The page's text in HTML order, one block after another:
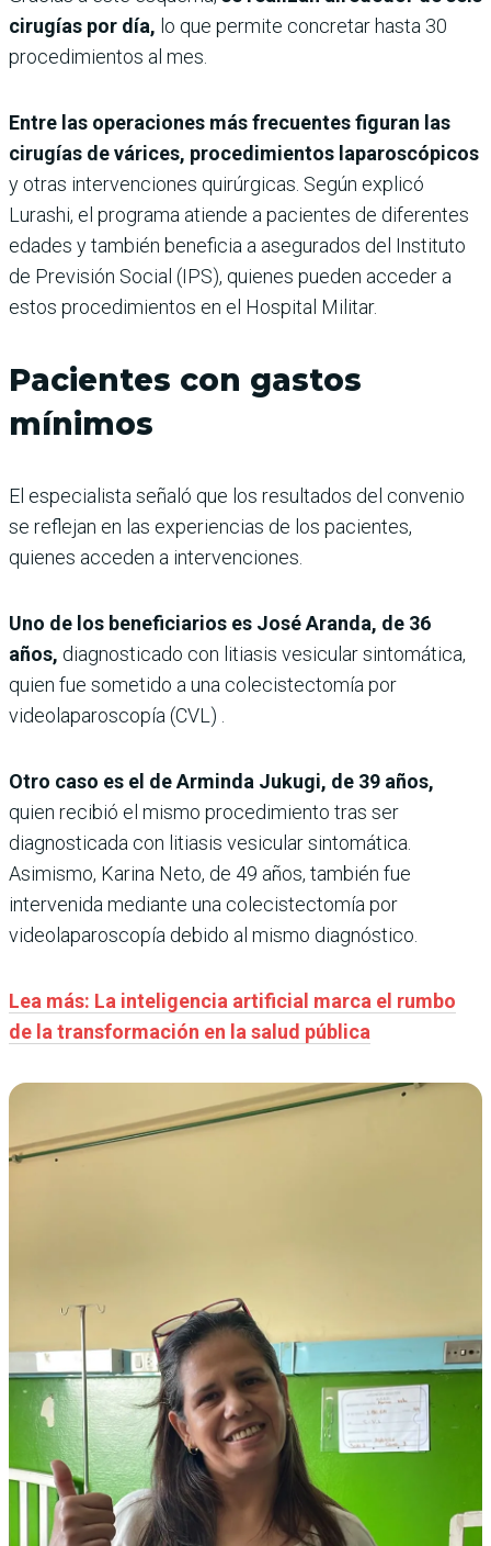
cirugías por día, lo que permite concretar hasta 30
procedimientos al mes.
Entre las operaciones más frecuentes figuran las
cirugías de várices, procedimientos laparoscópicos
y otras intervenciones quirúrgicas. Según explicó
Lurashi, el programa atiende a pacientes de diferentes
edades y también beneficia a asegurados del Instituto
de Previsión Social (IPS), quienes pueden acceder a
estos procedimientos en el Hospital Militar.
Pacientes con gastos
mínimos
El especialista señaló que los resultados del convenio
se reflejan en las experiencias de los pacientes,
quienes acceden a intervenciones.
Uno de los beneficiarios es José Aranda, de 36
años, diagnosticado con litiasis vesicular sintomática,
quien fue sometido a una colecistectomía por
videolaparoscopía (CVL) .
Otro caso es el de Arminda Jukugi, de 39 años,
quien recibió el mismo procedimiento tras ser
diagnosticada con litiasis vesicular sintomática.
Asimismo, Karina Neto, de 49 años, también fue
intervenida mediante una colecistectomía por
videolaparoscopía debido al mismo diagnóstico.
Lea más: La inteligencia artificial marca el rumbo
de la transformación en la salud pública